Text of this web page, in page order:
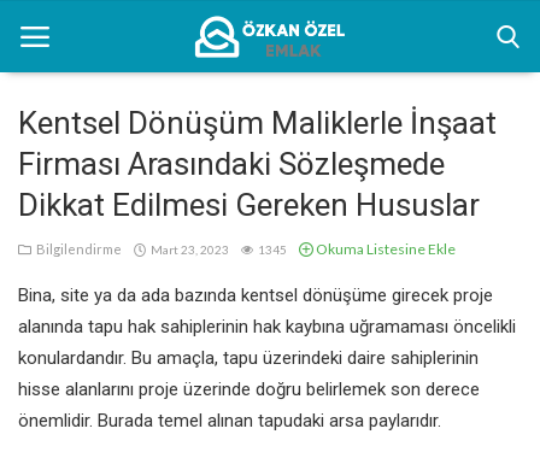
Anasayfa
Kentsel Dönüşüm Alanları
Bilgilendirme
İletişim
Kentsel Dönüşüm Maliklerle İnşaat
Firması Arasındaki Sözleşmede
Dikkat Edilmesi Gereken Hususlar
Bilgilendirme Mart 23, 2023 1345 Okuma Listesine Ekle
Bina, site ya da ada bazında kentsel dönüşüme girecek proje
alanında tapu hak sahiplerinin hak kaybına uğramaması öncelikli
konulardandır. Bu amaçla, tapu üzerindeki daire sahiplerinin
hisse alanlarını proje üzerinde doğru belirlemek son derece
önemlidir. Burada temel alınan tapudaki arsa paylarıdır.